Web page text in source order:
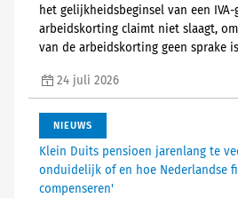
het gelijkheidsbeginsel van een
arbeidskorting claimt niet slaagt,
van de arbeidskorting geen sprake
24 juli 2026
NIEUWS
Klein Duits pensioen jarenlang te
onduidelijk of en hoe Nederlandse
compenseren'